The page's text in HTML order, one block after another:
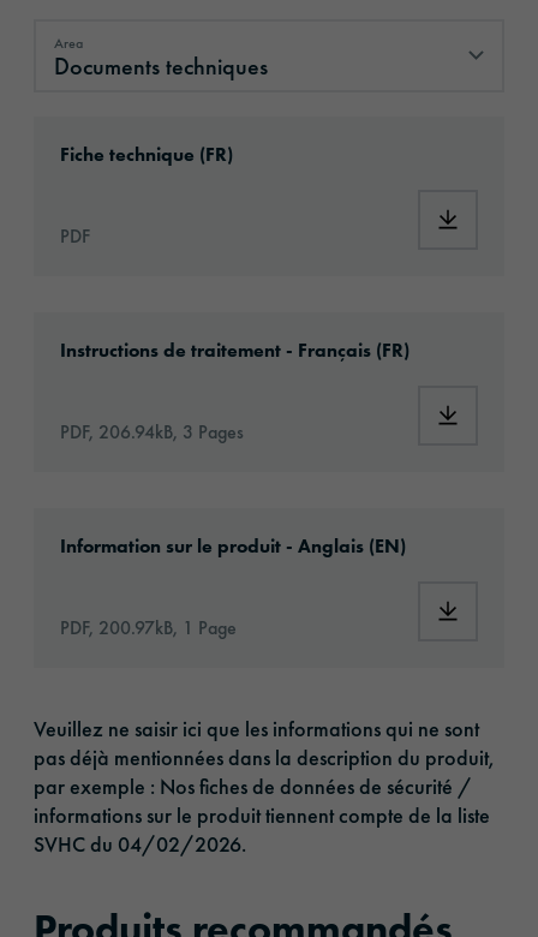
Area
Documents techniques
Fiche technique (FR)
PDF
Instructions de traitement - Français (FR)
PDF, 206.94kB, 3 Pages
Information sur le produit - Anglais (EN)
PDF, 200.97kB, 1 Page
Veuillez ne saisir ici que les informations qui ne sont
pas déjà mentionnées dans la description du produit,
par exemple : Nos fiches de données de sécurité /
informations sur le produit tiennent compte de la liste
SVHC du 04/02/2026.